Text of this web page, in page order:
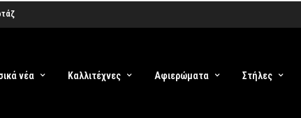
νέα Καλλιτέχνες Αφιερώματα Στήλες